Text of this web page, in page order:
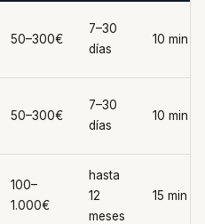
50–300€
7–30
días
10 min
50–300€
7–30
días
10 min
100–
1.000€
hasta
12
meses
15 min